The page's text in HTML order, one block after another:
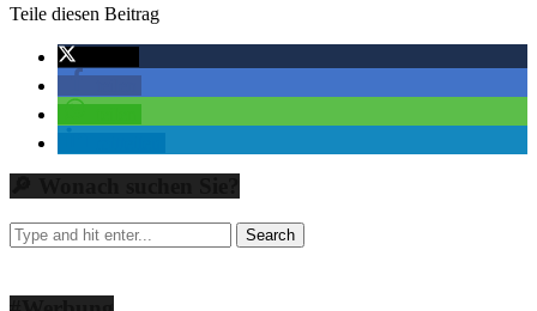
Teile diesen Beitrag